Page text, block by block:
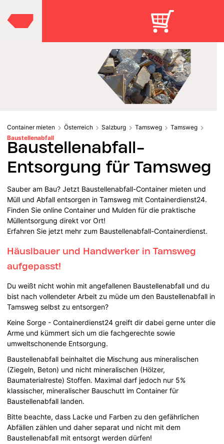
Container mieten Österreich Salzburg Tamsweg
Tamsweg
Baustellenabfall
Baustellenabfall-
Entsorgung für Tamsweg
Sauber am Bau? Jetzt Baustellenabfall-Container mieten und
Müll und Abfall entsorgen in Tamsweg mit Containerdienst24.
Finden Sie online Container und Mulden für die praktische
Müllentsorgung direkt vor Ort!
Erfahren Sie jetzt mehr zum Baustellenabfall-Containerdienst.
Häuslbauer und Handwerker in Tamsweg
aufgepasst!
Du weißt nicht wohin mit angefallenen Baustellenabfall und du
bist nach vollendeter Arbeit zu müde um den Baustellenabfall in
Tamsweg selbst zu entsorgen?
Keine Sorge - Containerdienst24 greift dir dabei gerne unter die
Arme und kümmert sich um die fachgerechte sowie
umweltschonende Entsorgung.
Baustellenabfall beinhaltet die Mischung aus mineralischen
(Ziegeln, Beton) und nicht mineralischen (Hölzer,
Baumaterialreste) Stoffen. Maximal darf jedoch nur 5%
klassischer, mineralischer Bauschutt im Container für
Baustellenabfall landen.
Bitte beachte, dass Lacke und Farben zu den gefährlichen
Abfällen zählen und daher separat und nicht mit dem
Baustellenabfall mit entsorgt werden dürfen!